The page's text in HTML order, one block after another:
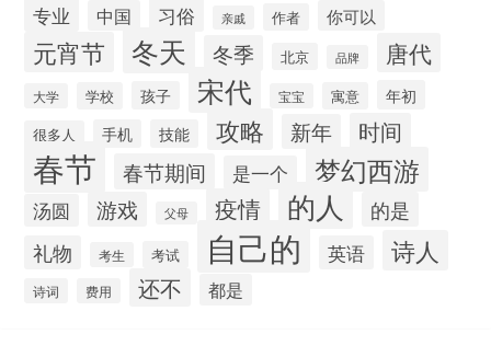
专业 中国 习俗 亲戚 作者 你可以
元宵节 冬天 冬季 北京 品牌 唐代
大学 学校 孩子 宋代 宝宝 寓意 年初
很多人 手机 技能 攻略 新年 时间
春节 春节期间 是一个 梦幻西游
汤圆 游戏 父母 疫情 的人 的是
礼物 考生 考试 自己的 英语 诗人
诗词 费用 还不 都是